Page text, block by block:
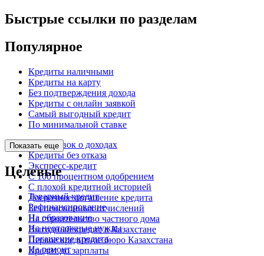
Быстрые ссылки по разделам
Популярное
Кредиты наличными
Кредиты на карту
Без подтверждения дохода
Кредиты с онлайн заявкой
Самый выгодный кредит
По минимальной ставке
Без справок о доходах
Кредиты без отказа
Экспресс-кредит
С 100 процентном одобрением
С плохой кредитной историей
Досрочное погашение кредита
Без пенсионных отчислений
На строительство частного дома
Выгодный кредит в Казахстане
Первое кредитное бюро Казахстана
Кредит до зарплаты
Показать еще
Целевые
Товарный кредит
Рефинансирование
На образование
На неотложные нужды
Погашение кредита
На ремонт